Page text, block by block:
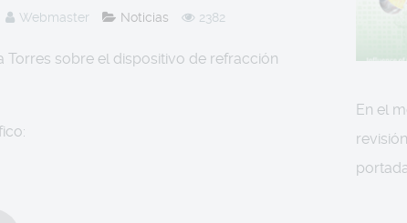
Webmaster Noticias 2382
Torres sobre el dispositivo de refracción
En el